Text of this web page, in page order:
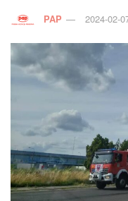
PAP 2024-02-